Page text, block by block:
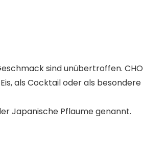
sind unübertroffen.
als Cocktail oder als
Japanische Pflaume genannt.